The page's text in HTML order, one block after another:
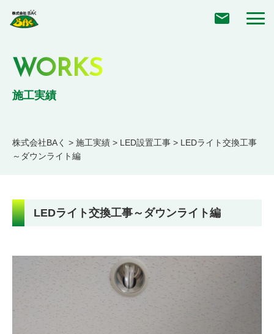
WORKS
施工実績
株式会社BAく > 施工実績 > LED設置工事 > LEDライト交換工事
～ダウンライト編
LEDライト交換工事～ダウンライト編